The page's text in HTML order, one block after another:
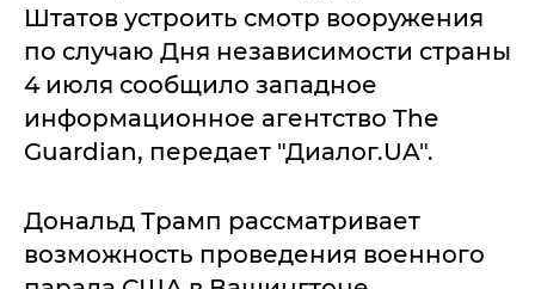
Штатов устроить смотр вооружения
по случаю Дня независимости страны
4 июля сообщило западное
информационное агентство The
Guardian, передает "Диалог.UA".
Дональд Трамп рассматривает
возможность проведения военного